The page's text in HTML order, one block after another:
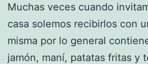
Muchas veces cuando
casa solemos recibirlos con
misma por lo general
jamón, maní, patatas fritas y